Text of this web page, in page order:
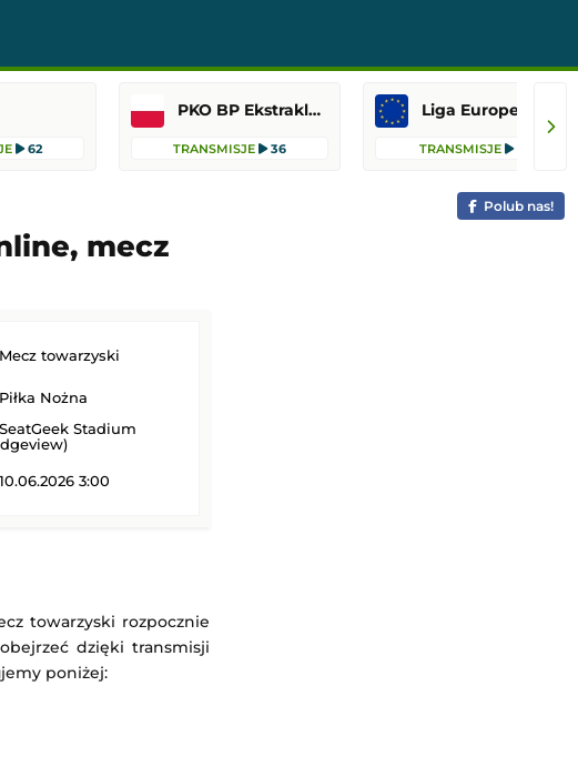
62
PKO BP Ekstraklasa
TRANSMISJE 36
Liga Europejska
TRANSMISJE 12
Polub nas!
Lake
Fútbol Club
Rrogozhinë
mecz
Mecz towarzyski
Piłka Nożna
SeatGeek Stadium
10.06.2026 3:00
towarzyski rozpocznie
dzięki transmisji
poniżej: